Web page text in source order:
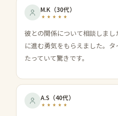
M.K （30代）
彼との関係について相談しま
に進む勇気をもらえました。
たっていて驚きです。
A.S （40代）